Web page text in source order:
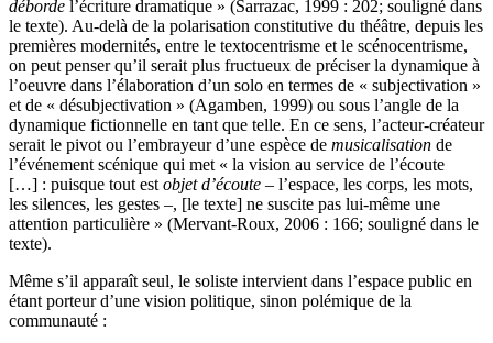
déborde l’écriture dramatique » (Sarrazac, 1999 : 202; souligné dans
le texte). Au-delà de la polarisation constitutive du théâtre, depuis les
premières modernités, entre le textocentrisme et le scénocentrisme,
on peut penser qu’il serait plus fructueux de préciser la dynamique à
l’oeuvre dans l’élaboration d’un solo en termes de « subjectivation »
et de « désubjectivation » (Agamben, 1999) ou sous l’angle de la
dynamique fictionnelle en tant que telle. En ce sens, l’acteur-créateur
serait le pivot ou l’embrayeur d’une espèce de musicalisation de
l’événement scénique qui met « la vision au service de l’écoute
[…] : puisque tout est objet d’écoute – l’espace, les corps, les mots,
les silences, les gestes –, [le texte] ne suscite pas lui-même une
attention particulière » (Mervant-Roux, 2006 : 166; souligné dans le
texte).
Même s’il apparaît seul, le soliste intervient dans l’espace public en
étant porteur d’une vision politique, sinon polémique de la
communauté :